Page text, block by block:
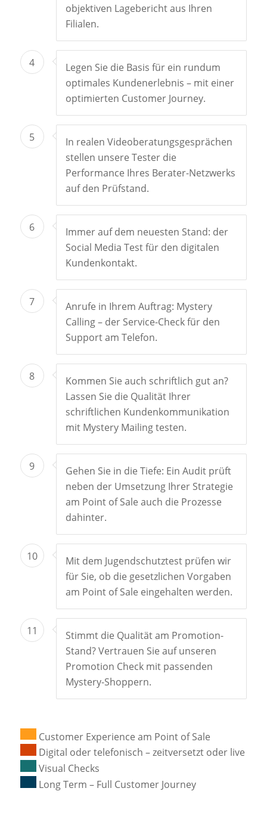
objektiven Lagebericht aus Ihren
Filialen.
4
Legen Sie die Basis für ein rundum
optimales Kundenerlebnis – mit einer
optimierten Customer Journey.
5
In realen Videoberatungsgesprächen
stellen unsere Tester die
Performance Ihres Berater-Netzwerks
auf den Prüfstand.
6
Immer auf dem neuesten Stand: der
Social Media Test für den digitalen
Kundenkontakt.
7
Anrufe in Ihrem Auftrag: Mystery
Calling – der Service-Check für den
Support am Telefon.
8
Kommen Sie auch schriftlich gut an?
Lassen Sie die Qualität Ihrer
schriftlichen Kundenkommunikation
mit Mystery Mailing testen.
9
Gehen Sie in die Tiefe: Ein Audit prüft
neben der Umsetzung Ihrer Strategie
am Point of Sale auch die Prozesse
dahinter.
10
Mit dem Jugendschutztest prüfen wir
für Sie, ob die gesetzlichen Vorgaben
am Point of Sale eingehalten werden.
11
Stimmt die Qualität am Promotion-
Stand? Vertrauen Sie auf unseren
Promotion Check mit passenden
Mystery-Shoppern.
Customer Experience am Point of Sale
Digital oder telefonisch – zeitversetzt oder live
Visual Checks
Long Term – Full Customer Journey